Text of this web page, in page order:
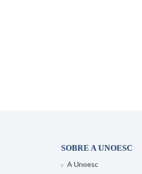
SOBRE A UNOESC
A Unoesc